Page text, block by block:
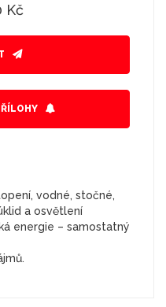
Kč
vodné, stočné,
a osvětlení
energie – samostatný